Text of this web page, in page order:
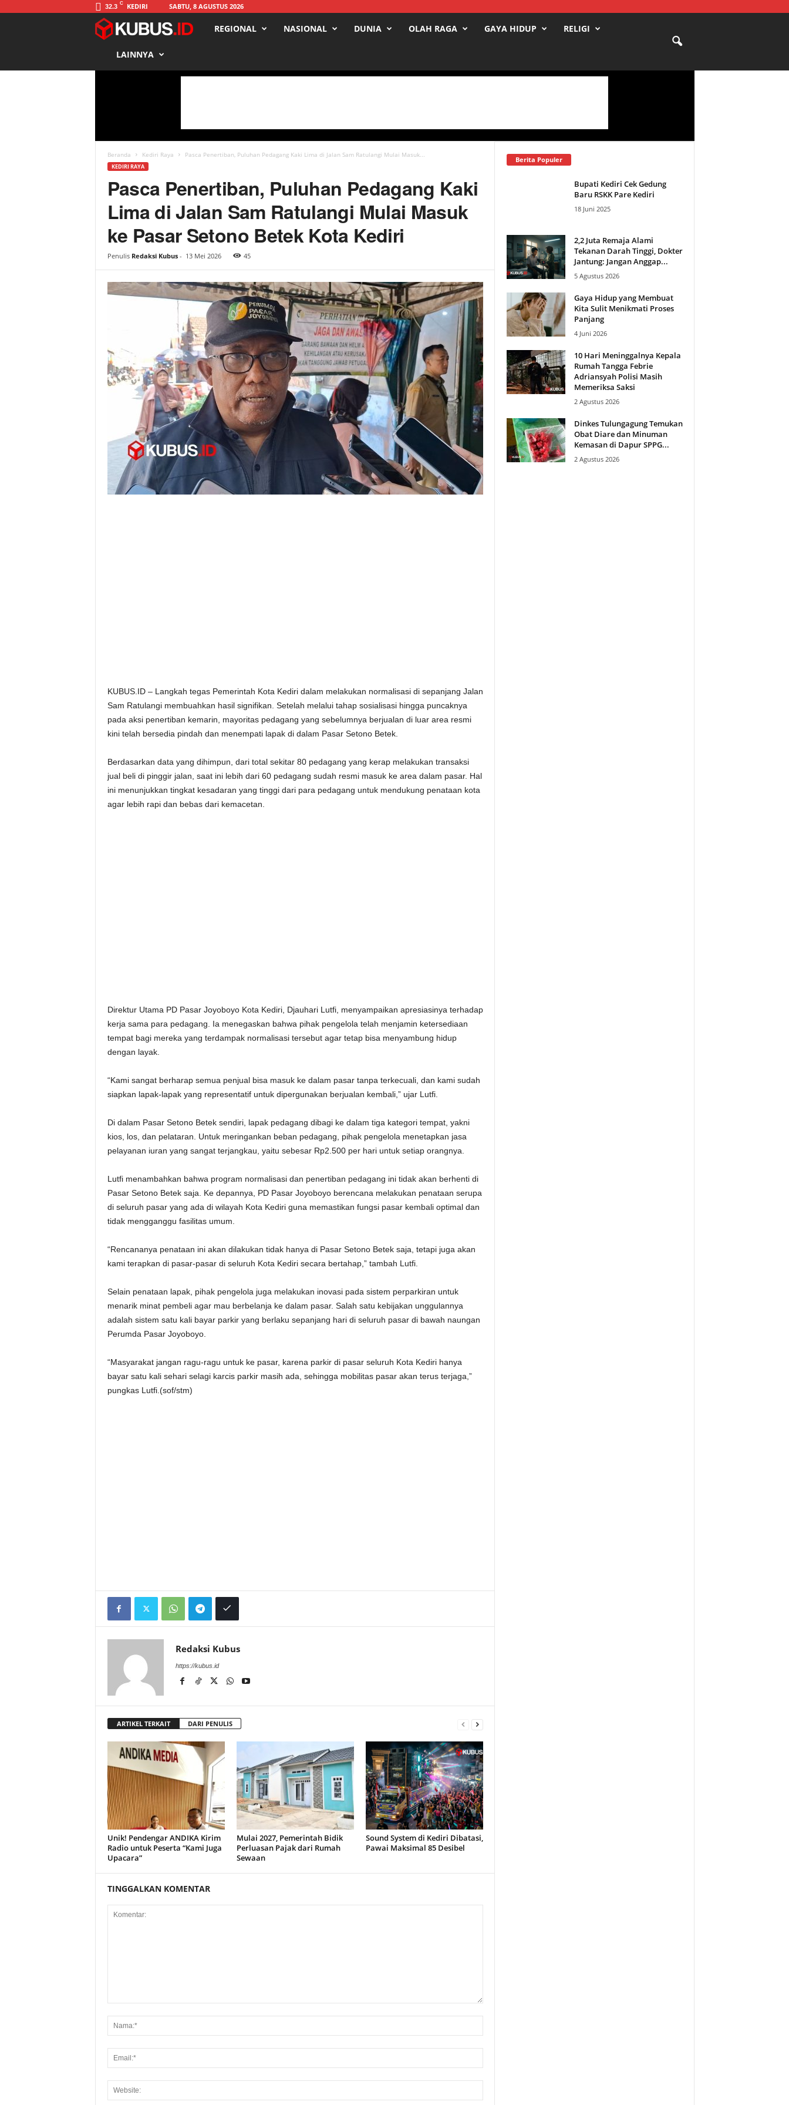
32.3 C KEDIRI SABTU, 8 AGUSTUS 2026
s
REGIONAL NASIONAL DUNIA OLAH RAGA GAYA HIDUP RELIGI
LAINNYA
Beranda Kediri Raya Pasca Penertiban, Puluhan Pedagang Kaki Lima di Jalan Sam Ratulangi Mulai Masuk...
KEDIRI RAYA
Pasca Penertiban, Puluhan Pedagang Kaki
Lima di Jalan Sam Ratulangi Mulai Masuk
ke Pasar Setono Betek Kota Kediri
Penulis Redaksi Kubus- 13 Mei 2026 45
KUBUS.ID – Langkah tegas Pemerintah Kota Kediri dalam melakukan normalisasi di sepanjang Jalan
Sam Ratulangi membuahkan hasil signifikan. Setelah melalui tahap sosialisasi hingga puncaknya
pada aksi penertiban kemarin, mayoritas pedagang yang sebelumnya berjualan di luar area resmi
kini telah bersedia pindah dan menempati lapak di dalam Pasar Setono Betek.
Berdasarkan data yang dihimpun, dari total sekitar 80 pedagang yang kerap melakukan transaksi
jual beli di pinggir jalan, saat ini lebih dari 60 pedagang sudah resmi masuk ke area dalam pasar. Hal
ini menunjukkan tingkat kesadaran yang tinggi dari para pedagang untuk mendukung penataan kota
agar lebih rapi dan bebas dari kemacetan.
Direktur Utama PD Pasar Joyoboyo Kota Kediri, Djauhari Lutfi, menyampaikan apresiasinya terhadap
kerja sama para pedagang. Ia menegaskan bahwa pihak pengelola telah menjamin ketersediaan
tempat bagi mereka yang terdampak normalisasi tersebut agar tetap bisa menyambung hidup
dengan layak.
“Kami sangat berharap semua penjual bisa masuk ke dalam pasar tanpa terkecuali, dan kami sudah
siapkan lapak-lapak yang representatif untuk dipergunakan berjualan kembali,” ujar Lutfi.
Di dalam Pasar Setono Betek sendiri, lapak pedagang dibagi ke dalam tiga kategori tempat, yakni
kios, los, dan pelataran. Untuk meringankan beban pedagang, pihak pengelola menetapkan jasa
pelayanan iuran yang sangat terjangkau, yaitu sebesar Rp2.500 per hari untuk setiap orangnya.
Lutfi menambahkan bahwa program normalisasi dan penertiban pedagang ini tidak akan berhenti di
Pasar Setono Betek saja. Ke depannya, PD Pasar Joyoboyo berencana melakukan penataan serupa
di seluruh pasar yang ada di wilayah Kota Kediri guna memastikan fungsi pasar kembali optimal dan
tidak mengganggu fasilitas umum.
“Rencananya penataan ini akan dilakukan tidak hanya di Pasar Setono Betek saja, tetapi juga akan
kami terapkan di pasar-pasar di seluruh Kota Kediri secara bertahap,” tambah Lutfi.
Selain penataan lapak, pihak pengelola juga melakukan inovasi pada sistem perparkiran untuk
menarik minat pembeli agar mau berbelanja ke dalam pasar. Salah satu kebijakan unggulannya
adalah sistem satu kali bayar parkir yang berlaku sepanjang hari di seluruh pasar di bawah naungan
Perumda Pasar Joyoboyo.
“Masyarakat jangan ragu-ragu untuk ke pasar, karena parkir di pasar seluruh Kota Kediri hanya
bayar satu kali sehari selagi karcis parkir masih ada, sehingga mobilitas pasar akan terus terjaga,”
pungkas Lutfi.(sof/stm)
Redaksi Kubus
https://kubus.id
ARTIKEL TERKAIT DARI PENULIS
Unik! Pendengar ANDIKA Kirim
Radio untuk Peserta “Kami Juga
Upacara”
Mulai 2027, Pemerintah Bidik
Perluasan Pajak dari Rumah
Sewaan
Sound System di Kediri Dibatasi,
Pawai Maksimal 85 Desibel
TINGGALKAN KOMENTAR
Berita Populer
Bupati Kediri Cek Gedung
Baru RSKK Pare Kediri
18 Juni 2025
2,2 Juta Remaja Alami
Tekanan Darah Tinggi, Dokter
Jantung: Jangan Anggap...
5 Agustus 2026
Gaya Hidup yang Membuat
Kita Sulit Menikmati Proses
Panjang
4 Juni 2026
10 Hari Meninggalnya Kepala
Rumah Tangga Febrie
Adriansyah Polisi Masih
Memeriksa Saksi
2 Agustus 2026
Dinkes Tulungagung Temukan
Obat Diare dan Minuman
Kemasan di Dapur SPPG...
2 Agustus 2026